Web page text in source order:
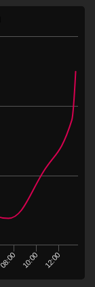
08:00 10:00 12:00